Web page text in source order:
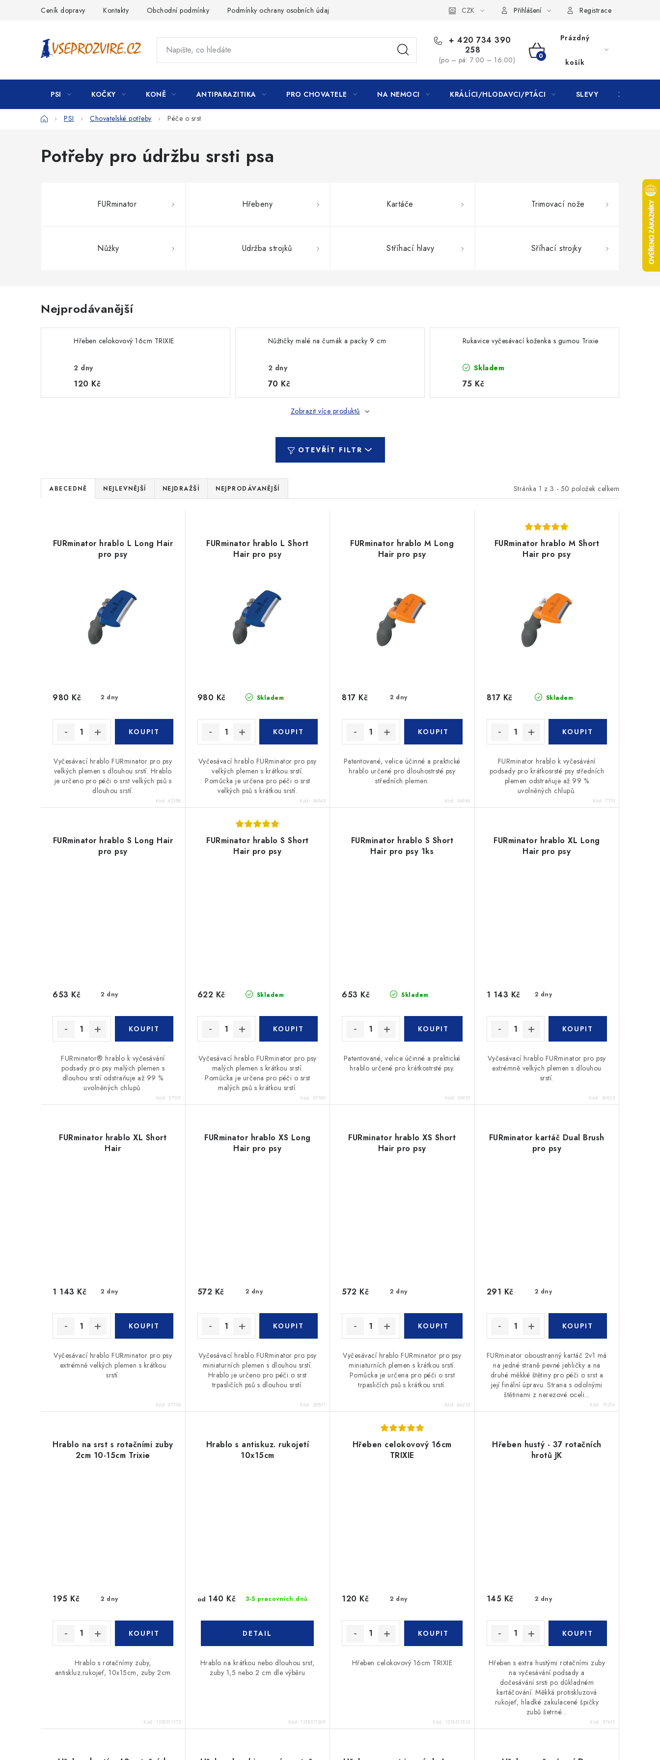
Ceník dopravy Kontakty Obchodní podmínky Podmínky ochrany osobních údajů CZK Přihlášení Registrace
+ 420 734 390
258
(po – pá: 7:00 – 16:00)
NÁKUPNÍ
KOŠÍK
Prázdný
košík
PSI KOČKY KONĚ ANTIPARAZITIKA PRO CHOVATELE NA NEMOCI KRÁLÍCI/HLODAVCI/PTÁCI SLEVY ZNAČKY
DomůPSI Chovatelské potřeby Péče o srst
Potřeby pro údržbu srsti psa
FURminator Hřebeny Kartáče Trimovací nože
Nůžky Udržba strojků Stříhací hlavy Sříhací strojky
Nejprodávanější
Hřeben celokovový 16cm TRIXIE
2 dny
120 Kč
Nůžtičky malé na čumák a packy 9 cm
2 dny
70 Kč
Rukavice vyčesávací koženka s gumou Trixie
Skladem
75 Kč
Zobrazit více produktů
OTEVŘÍT FILTR
Stránka 1 z 3 - 50 položek celkem
Ř
a
ABECEDNĚ NEJLEVNĚJŠÍ NEJDRAŽŠÍ NEJPRODÁVANĚJŠÍ
FURminator hrablo L Long Hair
pro psy
2 dny
980 Kč
Vyčesávací hrablo FURminator pro psy
velkých plemen s dlouhou srstí. Hrablo
je určeno pro péči o srst velkých psů s
dlouhou srstí.
Kód: 62188
FURminator hrablo L Short
Hair pro psy
Skladem
980 Kč
Vyčesávací hrablo FURminator pro psy
velkých plemen s krátkou srstí.
Pomůcka je určena pro péči o srst
velkých psů s krátkou srstí.
Kód: 36945
FURminator hrablo M Long
Hair pro psy
2 dny
817 Kč
Patentované, velice účinné a praktické
hrablo určené pro dlouhostrsté psy
středních plemen.
Kód: 36946
FURminator hrablo M Short
Hair pro psy
Skladem
817 Kč
FURminator hrablo k vyčesávání
podsady pro krátkosrsté psy středních
plemen odstraňuje až 99 %
uvolněných chlupů.
Kód: 7110
FURminator hrablo S Long Hair
pro psy
2 dny
653 Kč
FURminator® hrablo k vyčesávání
podsady pro psy malých plemen s
dlouhou srstí odstraňuje až 99 %
uvolněných chlupů.
Kód: 57101
FURminator hrablo S Short
Hair pro psy
Skladem
622 Kč
Vyčesávací hrablo FURminator pro psy
malých plemen s krátkou srstí.
Pomůcka je určena pro péči o srst
malých psů s krátkou srstí.
Kód: 57100
FURminator hrablo S Short
Hair pro psy 1ks
Skladem
653 Kč
Patentované, velice účinné a praktické
hrablo určené pro krátkostrsté psy.
Kód: 36951
FURminator hrablo XL Long
Hair pro psy
2 dny
1 143 Kč
Vyčesávací hrablo FURminator pro psy
extrémně velkých plemen s dlouhou
srstí.
Kód: 36933
FURminator hrablo XL Short
Hair
2 dny
1 143 Kč
Vyčesávací hrablo FURminator pro psy
extrémně velkých plemen s krátkou
srstí.
Kód: 57105
FURminator hrablo XS Long
Hair pro psy
2 dny
572 Kč
Vyčesávací hrablo FURminator pro psy
miniaturních plemen s dlouhou srstí.
Hrablo je určeno pro péči o srst
trpasličích psů s dlouhou srstí.
Kód: 29871
FURminator hrablo XS Short
Hair pro psy
2 dny
572 Kč
Vyčesávací hrablo FURminator pro psy
miniaturních plemen s krátkou srstí.
Pomůcka je určena pro péči o srst
trpasličích psů s krátkou srstí.
Kód: 46233
FURminator kartáč Dual Brush
pro psy
2 dny
291 Kč
FURminator oboustranný kartáč 2v1 má
na jedné straně pevné jehličky a na
druhé měkké štětiny pro péči o srst a
její finální úpravu. Strana s odolnými
štětinami z nerezové oceli...
Kód: 10316
Hrablo na srst s rotačními zuby
2cm 10-15cm Trixie
2 dny
195 Kč
Hrablo s rotačnímy zuby,
antiskluz.rukojeť, 10x15cm, zuby 2cm
Kód: 1318511373
Hrablo s antiskuz. rukojetí
10x15cm
3-5 pracovních dnů
od 140 Kč
Hrablo na krátkou nebo dlouhou srst,
zuby 1,5 nebo 2 cm dle výběru
Kód: 1318511209
Hřeben celokovový 16cm
TRIXIE
2 dny
120 Kč
Hřeben celokovový 16cm TRIXIE
Kód: 1318511533
Hřeben hustý - 37 rotačních
hrotů JK
2 dny
145 Kč
Hřeben s extra hustými rotačními zuby
na vyčesávání podsady a
dočesávání srsti po důkladném
kartáčování. Měkká protiskluzová
rukojeť, hladké zakulacené špičky
zubů šetrné...
Kód: 57611